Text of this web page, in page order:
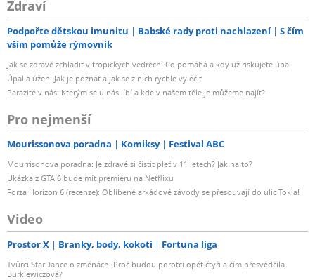
Zdraví
Podpořte dětskou imunitu Babské rady proti nachlazení
S čím
vším pomůže rýmovník
Jak se zdravě zchladit v tropických vedrech: Co pomáhá a kdy už riskujete úpal
Úpal a úžeh: Jak je poznat a jak se z nich rychle vyléčit
Parazité v nás: Kterým se u nás líbí a kde v našem těle je můžeme najít?
Pro nejmenší
Mourissonova poradna Komiksy Festival ABC
Mourrisonova poradna: Je zdravé si čistit pleť v 11 letech? Jak na to?
Ukázka z GTA 6 bude mít premiéru na Netflixu
Forza Horizon 6 (recenze): Oblíbené arkádové závody se přesouvají do ulic Tokia!
Video
Prostor X Branky, body, kokoti Fortuna liga
Tvůrci StarDance o změnách: Proč budou porotci opět čtyři a čím přesvědčila
Burkiewiczová?